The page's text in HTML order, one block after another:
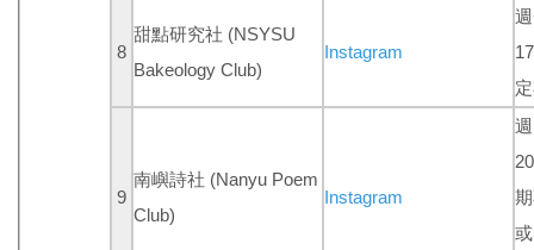
8
甜點研究社 (NSYSU
Bakeology Club)
Instagram
9
南嶼詩社 (Nanyu Poem
Club)
Instagram